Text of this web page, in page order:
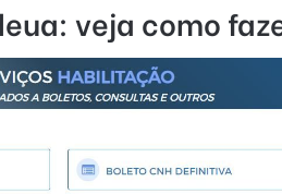
veja como